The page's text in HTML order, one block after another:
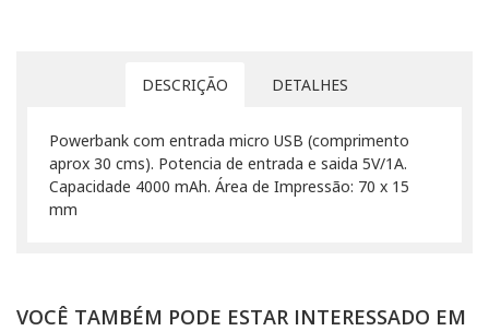
DESCRIÇÃO DETALHES
Powerbank com entrada micro USB (comprimento
aprox 30 cms). Potencia de entrada e saida 5V/1A.
Capacidade 4000 mAh. Área de Impressão: 70 x 15
mm
VOCÊ TAMBÉM PODE ESTAR INTERESSADO EM